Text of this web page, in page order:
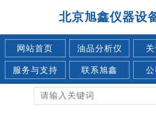
北京旭鑫仪器设
网站首页 油品分析仪
服务与支持 联系旭鑫